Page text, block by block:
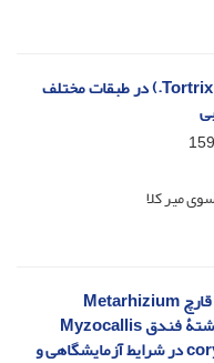
بررسی حضور جوانه‌خوار بلوط (Tortrix viridana L.) در طبقات مختلف
میر کلا
حساسیت شتۀ فندق به جدایه‌‌های مختلف قارچ ‏Metarhizium
anisopliae (Metsch)‎‏ روی حشرات کامل شتۀ ‏فندق ‏Myzocallis
coryli (Goetze) (Hemiptera: Aphididae‎)‎‏ در شرایط‎ ‎آزمایشگاهی و